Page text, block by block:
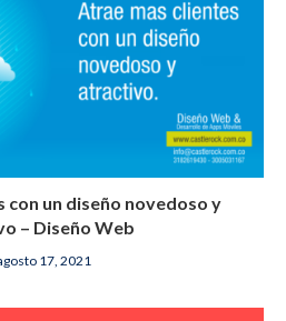
con un diseño novedoso y
– Diseño Web
17, 2021